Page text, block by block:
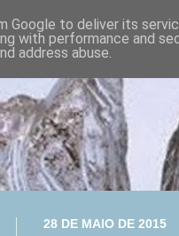
28 DE MAIO DE 2015
Google to deliver its
with performance and
address abuse.